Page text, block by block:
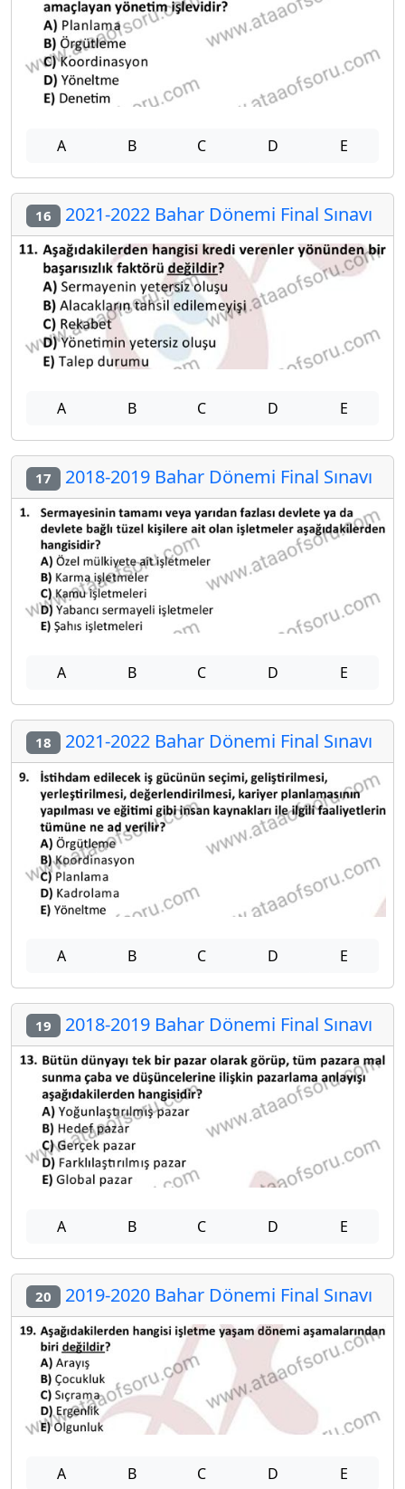
A B C D E
16 2021-2022 Bahar Dönemi Final Sınavı
A B C D E
17 2018-2019 Bahar Dönemi Final Sınavı
A B C D E
18 2021-2022 Bahar Dönemi Final Sınavı
A B C D E
19 2018-2019 Bahar Dönemi Final Sınavı
A B C D E
20 2019-2020 Bahar Dönemi Final Sınavı
A B C D E